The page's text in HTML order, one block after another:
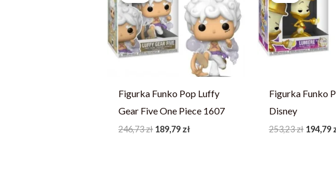
Figurka Funko Pop Luffy
Gear Five One Piece 1607
246,73zł
246,73 zł.
189,79 zł
189,79 zł.
Figurka Funko
Disney
253,23zł
253,23
194,79